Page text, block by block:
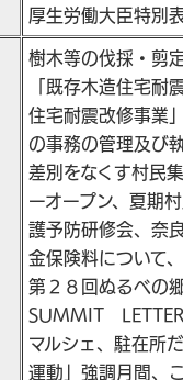
厚生労働大臣特別
樹木等の伐採・剪
「既存木造住宅耐
住宅耐震改修事業
の事務の管理及び
差別をなくす村民
ーオープン、夏期
護予防研修会、奈
金保険料について
第２８回ぬるべの
SUMMIT LETTER
マルシェ、駐在所
運動」強調月間、